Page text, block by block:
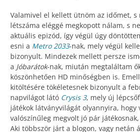
Valamivel el kellett ütnöm az időmet, s
létszáma eléggé megkopott nálam, s
aktuális epizód, így végül úgy
esni a Metro 2033-nak, mely végül
bizonyult. Mindezek mellett persze
a Jóbarátok-nak, miután megtaláltam
köszönhetően HD minőségben is.
kitöltésére tökéletesnek bizonyult a
napvilágot látó Crysis 3, mely új
játékok látványvilágát olyannyira, hogy
valószínűleg megvolt jó pár
Aki többször járt a blogon, vagy netán